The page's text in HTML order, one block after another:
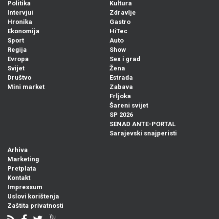
Politika
Intervjui
Hronika
Ekonomija
Sport
Regija
Evropa
Svijet
Društvo
Mini market
Kultura
Zdravlje
Gastro
HiTec
Auto
Show
Sex i grad
Žena
Estrada
Zabava
Frljoka
Šareni svijet
SP 2026
SENAD ANTE-PORTAL
Sarajevski snajperisti
Arhiva
Marketing
Pretplata
Kontakt
Impressum
Uslovi korištenja
Zaštita privatnosti